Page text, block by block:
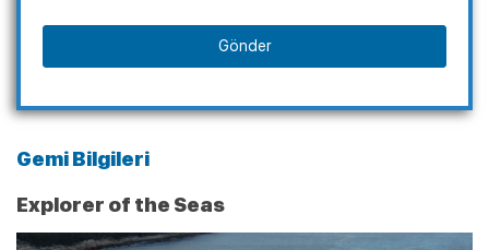
Gönder
Gemi Bilgileri
Explorer of the Seas